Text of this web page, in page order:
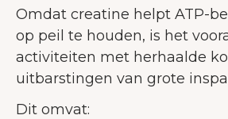
Omdat creatine helpt ATP-
op peil te houden, is het
activiteiten met herhaalde
uitbarstingen van grote
Dit omvat: